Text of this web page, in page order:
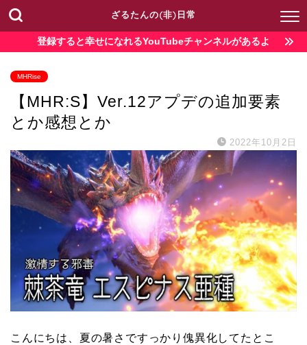
ざるたんの(非)日常
登録すると幸せになれるYouTubeチャンネルがあるよ
MHRise
【MHR:S】Ver.12アプデの追加要素
とか感想とか
2022年10月2日
こんにちは、夏の暑さですっかり傀異化してたとこ